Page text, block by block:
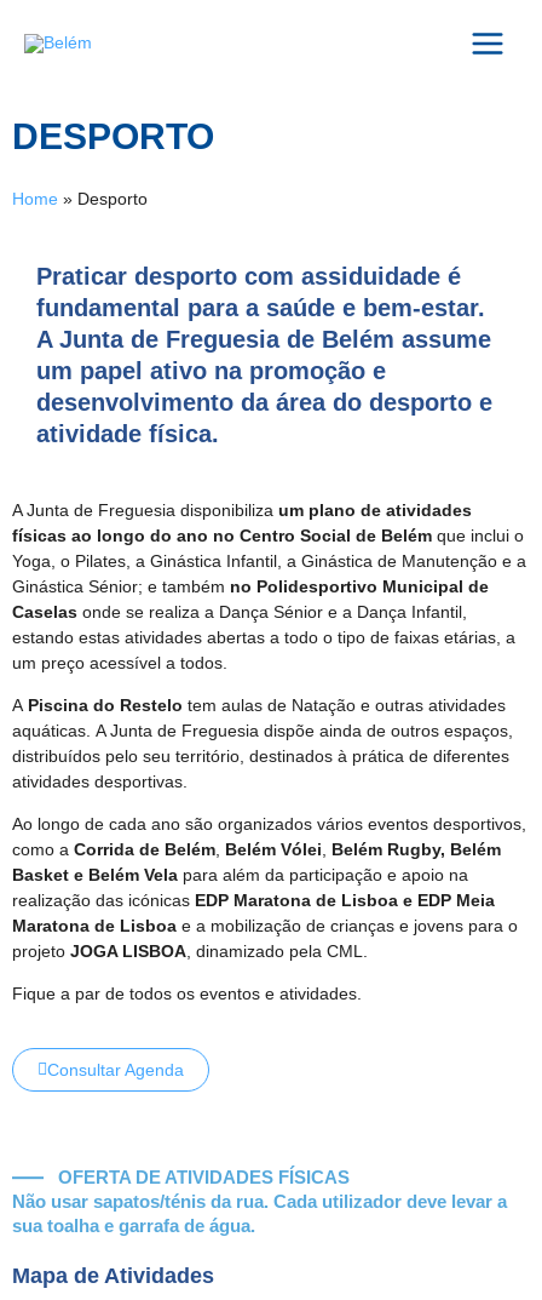
DESPORTO
Home » Desporto
Praticar desporto com assiduidade é
fundamental para a saúde e bem-estar.
A Junta de Freguesia de Belém assume
um papel ativo na promoção e
desenvolvimento da área do desporto e
atividade física.
A Junta de Freguesia disponibiliza um plano de atividades
físicas ao longo do ano no Centro Social de Belém que inclui o
Yoga, o Pilates, a Ginástica Infantil, a Ginástica de Manutenção e a
Ginástica Sénior; e também no Polidesportivo Municipal de
Caselas onde se realiza a Dança Sénior e a Dança Infantil,
estando estas atividades abertas a todo o tipo de faixas etárias, a
um preço acessível a todos.
A Piscina do Restelo tem aulas de Natação e outras atividades
aquáticas. A Junta de Freguesia dispõe ainda de outros espaços,
distribuídos pelo seu território, destinados à prática de diferentes
atividades desportivas.
Ao longo de cada ano são organizados vários eventos desportivos,
como a Corrida de Belém Belém Vólei
Belém Rugby, Belém
Basket e Belém Vela para além da participação e apoio na
realização das icónicas EDP Maratona de Lisboa e EDP Meia
Maratona de Lisboa e a mobilização de crianças e jovens para o
projeto JOGA LISBOA , dinamizado pela CML.
Fique a par de todos os eventos e atividades.
Consultar Agenda
OFERTA DE ATIVIDADES FÍSICAS
Não usar sapatos/ténis da rua. Cada utilizador deve levar a
sua toalha e garrafa de água.
Mapa de Atividades